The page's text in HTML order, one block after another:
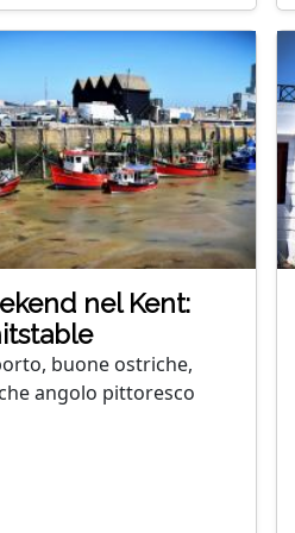
nel Kent:
buone ostriche,
angolo pittoresco